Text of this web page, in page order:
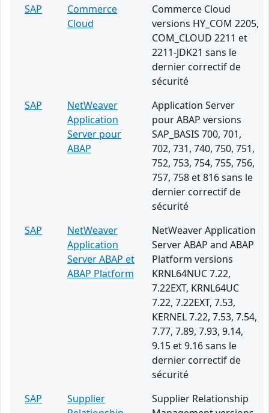
SAP
Commerce
Cloud
Commerce Cloud
versions HY_COM 2205,
COM_CLOUD 2211 et
2211-JDK21 sans le
dernier correctif de
sécurité
SAP
NetWeaver
Application
Server pour
ABAP
Application Server
pour ABAP versions
SAP_BASIS 700, 701,
702, 731, 740, 750, 751,
752, 753, 754, 755, 756,
757, 758 et 816 sans le
dernier correctif de
sécurité
SAP
NetWeaver
Application
Server ABAP et
ABAP Platform
NetWeaver Application
Server ABAP and ABAP
Platform versions
KRNL64NUC 7.22,
7.22EXT, KRNL64UC
7.22, 7.22EXT, 7.53,
KERNEL 7.22, 7.53, 7.54,
7.77, 7.89, 7.93, 9.14,
9.15 et 9.16 sans le
dernier correctif de
sécurité
SAP
Supplier
Supplier Relationship